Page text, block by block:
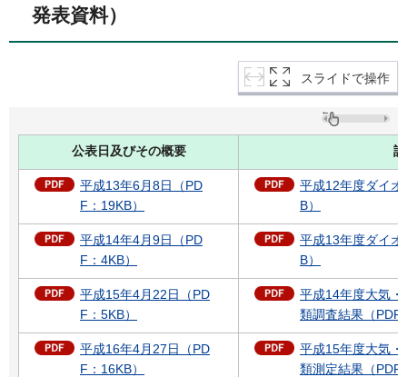
発表資料）
スライドで操作
公表日及びその概要
平成13年6月8日（PD
F：19KB）
平成12年度ダイ
B）
平成14年4月9日（PD
F：4KB）
平成13年度ダイ
B）
平成15年4月22日（PD
F：5KB）
平成14年度大気
類調査結果（PDF
平成16年4月27日（PD
F：16KB）
平成15年度大気
類測定結果（PDF